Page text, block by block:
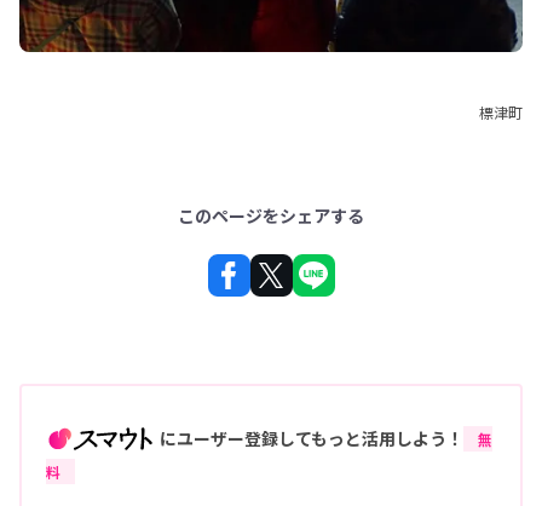
標津町
このページをシェアする
にユーザー登録してもっと活用しよう！
無
料